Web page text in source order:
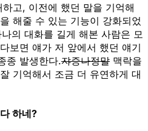
고, 이전에 했던 말을 기억해
해줄 수 있는 기능이 강화되었
의 대화를 길게 해본 사람은 모
보면 얘가 저 앞에서 했던 얘기
종 발생한다.쟈증나정말 맥락을
기억해서 조금 더 유연하게 대
하네?